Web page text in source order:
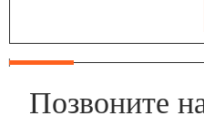
Позвоните